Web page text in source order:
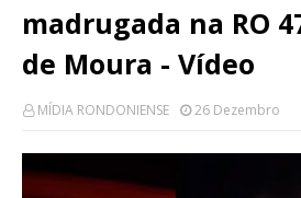
madrugada na RO
de Moura - Vídeo
MÍDIA RONDONIENSE 26 Dezembro